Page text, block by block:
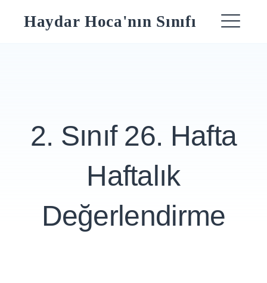
Haydar Hoca'nın Sınıfı
2. Sınıf 26. Hafta
Haftalık
Değerlendirme